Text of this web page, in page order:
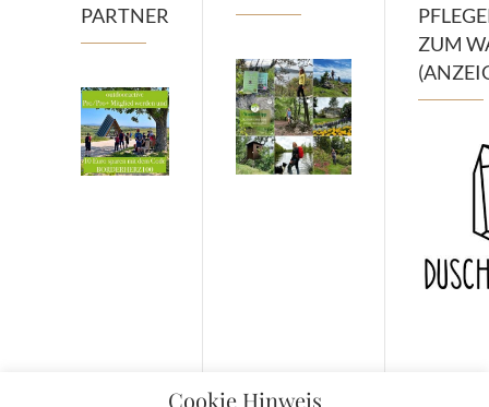
PARTNER
ZUM
Cookie Hinweis